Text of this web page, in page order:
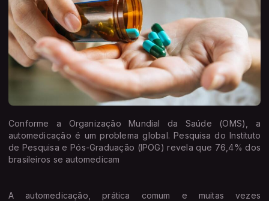
Conforme a Organização Mundial da Saúde (OMS), a
automedicação é um problema global. Pesquisa do Instituto
de Pesquisa e Pós-Graduação (IPOG) revela que 76,4% dos
brasileiros se automedicam
A automedicação, prática comum e muitas vezes